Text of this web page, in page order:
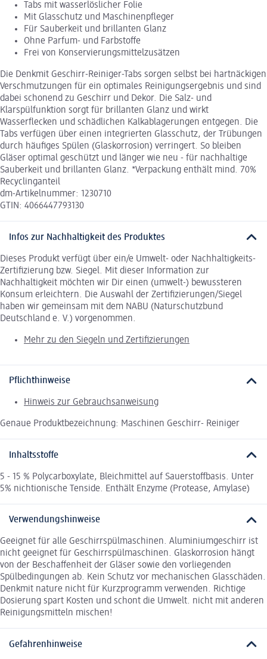
Tabs mit wasserlöslicher Folie
Mit Glasschutz und Maschinenpfleger
Für Sauberkeit und brillanten Glanz
Ohne Parfum- und Farbstoffe
Frei von Konservierungsmittelzusätzen
Die Denkmit Geschirr-Reiniger-Tabs sorgen selbst bei hartnäckigen
Verschmutzungen für ein optimales Reinigungsergebnis und sind
dabei schonend zu Geschirr und Dekor. Die Salz- und
Klarspülfunktion sorgt für brillanten Glanz und wirkt
Wasserflecken und schädlichen Kalkablagerungen entgegen. Die
Tabs verfügen über einen integrierten Glasschutz, der Trübungen
durch häufiges Spülen (Glaskorrosion) verringert. So bleiben
Gläser optimal geschützt und länger wie neu - für nachhaltige
Sauberkeit und brillanten Glanz. *Verpackung enthält mind. 70%
Recyclinganteil
dm-Artikelnummer: 1230710
GTIN: 4066447793130
Infos zur Nachhaltigkeit des Produktes
Dieses Produkt verfügt über ein/e Umwelt- oder Nachhaltigkeits-
Zertifizierung bzw. Siegel. Mit dieser Information zur
Nachhaltigkeit möchten wir Dir einen (umwelt-) bewussteren
Konsum erleichtern. Die Auswahl der Zertifizierungen/Siegel
haben wir gemeinsam mit dem NABU (Naturschutzbund
Deutschland e. V.) vorgenommen.
Mehr zu den Siegeln und Zertifizierungen
Pflichthinweise
Hinweis zur Gebrauchsanweisung
Genaue Produktbezeichnung: Maschinen Geschirr- Reiniger
Inhaltsstoffe
5 - 15 % Polycarboxylate, Bleichmittel auf Sauerstoffbasis. Unter
5% nichtionische Tenside. Enthält Enzyme (Protease, Amylase)
Verwendungshinweise
Geeignet für alle Geschirrspülmaschinen. Aluminiumgeschirr ist
nicht geeignet für Geschirrspülmaschinen. Glaskorrosion hängt
von der Beschaffenheit der Gläser sowie den vorliegenden
Spülbedingungen ab. Kein Schutz vor mechanischen Glasschäden.
Denkmit nature nicht für Kurzprogramm verwenden. Richtige
Dosierung spart Kosten und schont die Umwelt. nicht mit anderen
Reinigungsmitteln mischen!
Gefahrenhinweise